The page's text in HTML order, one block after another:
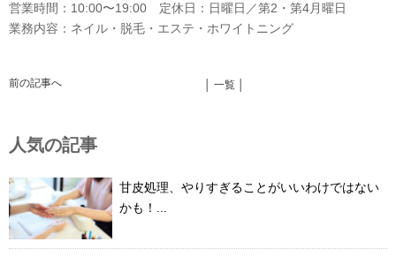
営業時間：10:00〜19:00 定休日：日曜日／第2・第4月曜日
業務内容：ネイル・脱毛・エステ・ホワイトニング
前の記事へ │ 一覧 │
人気の記事
甘皮処理、やりすぎることがいいわけではない
かも！...